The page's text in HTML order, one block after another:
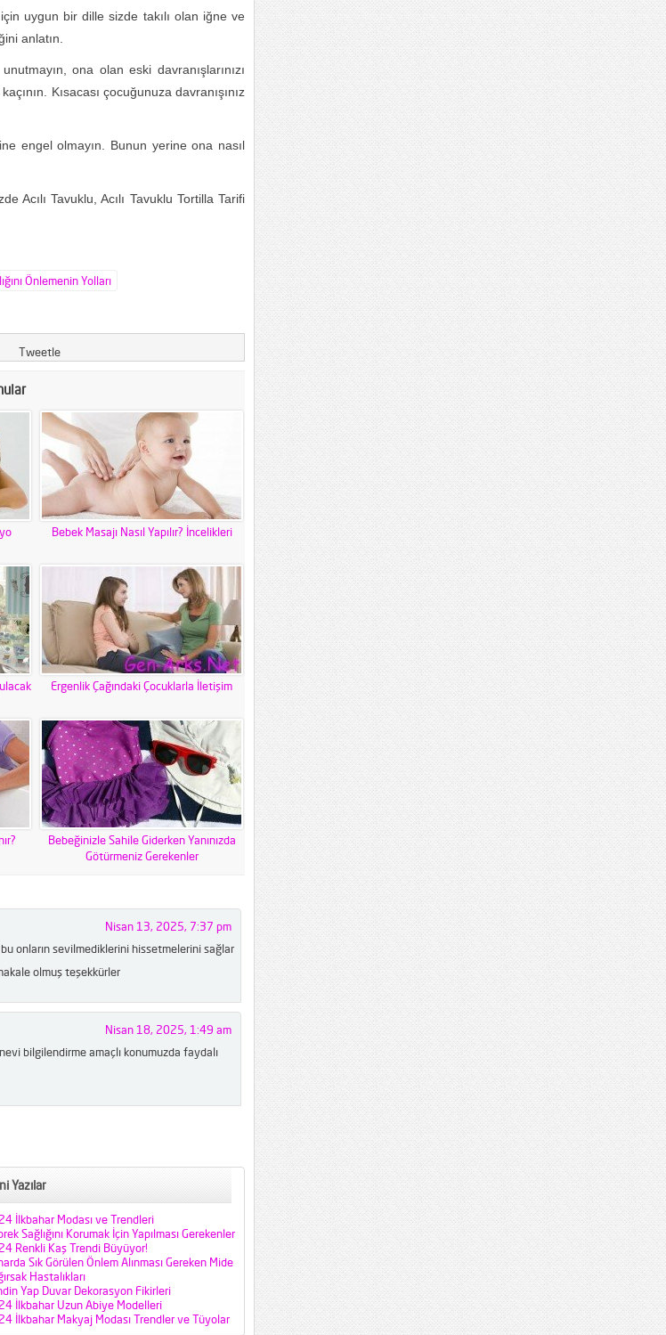
uygun bir dille sizde takılı olan iğne ve
anlatın.
ona olan eski davranışlarınızı
Kısacası çocuğunuza davranışınız
engel olmayın. Bunun yerine ona nasıl
Acılı Tavuklu, Acılı Tavuklu Tortilla Tarifi
Önlemenin Yolları
Tweetle
Bebek Masajı Nasıl Yapılır? İncelikleri
Ergenlik Çağındaki Çocuklarla İletişim
Bebeğinizle Sahile Giderken Yanınızda
Götürmeniz Gerekenler
Nisan 13, 2025, 7:37 pm
onların sevilmediklerini hissetmelerini sağlar
olmuş teşekkürler
Nisan 18, 2025, 1:49 am
bilgilendirme amaçlı konumuzda faydalı
Yazılar
İlkbahar Modası ve Trendleri
Sağlığını Korumak İçin Yapılması Gerekenler
Renkli Kaş Trendi Büyüyor!
Sık Görülen Önlem Alınması Gereken Mide
Hastalıkları
Yap Duvar Dekorasyon Fikirleri
İlkbahar Uzun Abiye Modelleri
İlkbahar Makyaj Modası Trendler ve Tüyolar